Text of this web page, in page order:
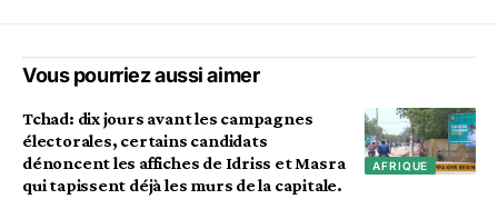
Vous pourriez aussi aimer
AFRIQUE
Tchad: dix jours avant les campagnes
électorales, certains candidats
dénoncent les affiches de Idriss et Masra
qui tapissent déjà les murs de la capitale.